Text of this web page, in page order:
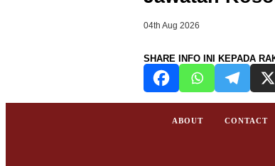
04th Aug 2026
SHARE INFO INI KEPADA
ABOUT CONTACT